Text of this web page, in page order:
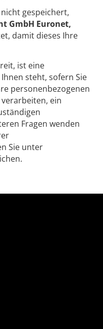
gespeichert,
GmbH Euronet,
damit dieses Ihre
ist eine
steht, sofern Sie
personenbezogenen
ein
Fragen wenden
Sie unter